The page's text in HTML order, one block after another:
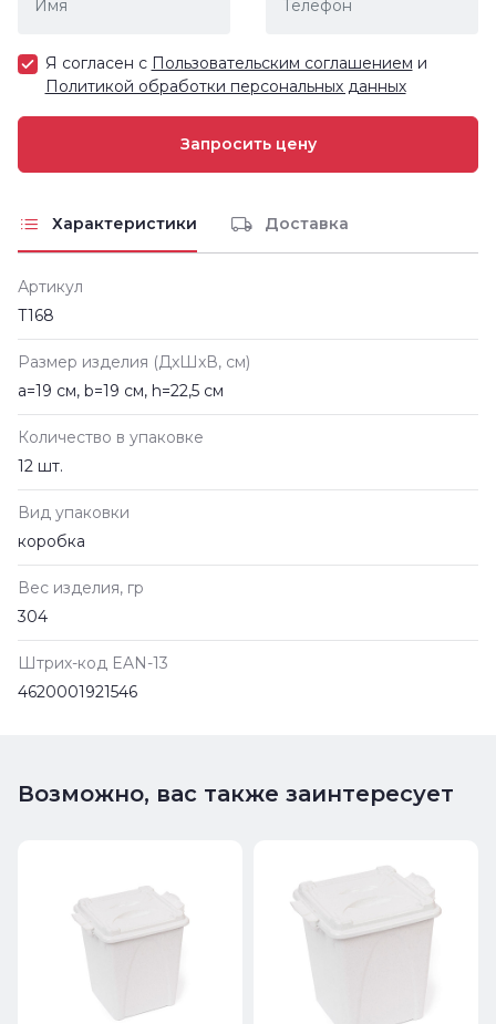
Я согласен с Пользовательским соглашением и
Политикой обработки персональных данных
Характеристики Доставка
Артикул
Т168
Размер изделия (ДxШxВ, см)
a=19 см, b=19 см, h=22,5 см
Количество в упаковке
12 шт.
Вид упаковки
коробка
Вес изделия, гр
304
Штрих-код EAN-13
4620001921546
Возможно, вас также заинтересует